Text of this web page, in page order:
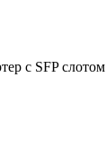
с SFP слотом